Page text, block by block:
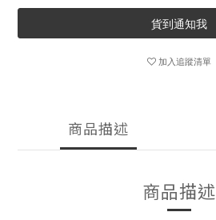
貨到通知我
加入追蹤清單
商品描述
商品描述